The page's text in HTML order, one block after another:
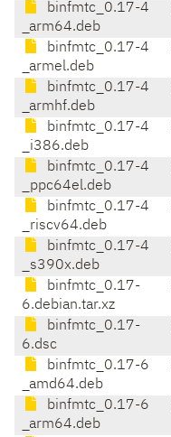
binfmtc_0.17-4
_arm64.deb
binfmtc_0.17-4
_armel.deb
binfmtc_0.17-4
_armhf.deb
binfmtc_0.17-4
_i386.deb
binfmtc_0.17-4
_ppc64el.deb
binfmtc_0.17-4
_riscv64.deb
binfmtc_0.17-4
_s390x.deb
binfmtc_0.17-
6.debian.tar.xz
binfmtc_0.17-
6.dsc
binfmtc_0.17-6
_amd64.deb
binfmtc_0.17-6
_arm64.deb